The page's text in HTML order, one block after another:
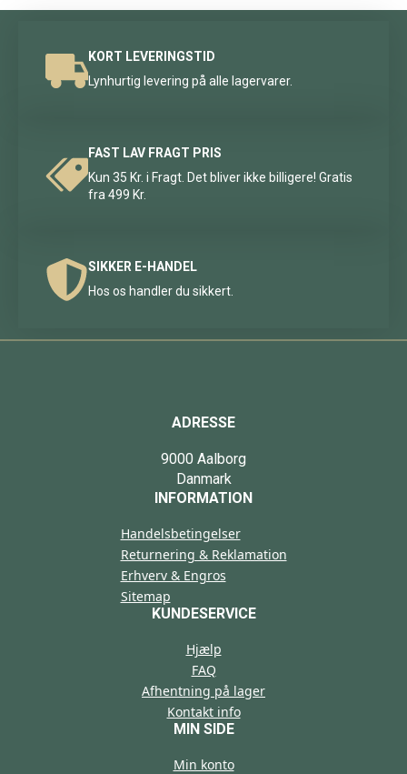
KORT LEVERINGSTID
Lynhurtig levering på alle lagervarer.
FAST LAV FRAGT PRIS
Kun 35 Kr. i Fragt. Det bliver ikke billigere! Gratis
fra 499 Kr.
SIKKER E-HANDEL
Hos os handler du sikkert.
ADRESSE
9000 Aalborg
Danmark
INFORMATION
Handelsbetingelser
Returnering & Reklamation
Erhverv & Engros
Sitemap
KUNDESERVICE
Hjælp
FAQ
Afhentning på lager
Kontakt info
MIN SIDE
Min konto